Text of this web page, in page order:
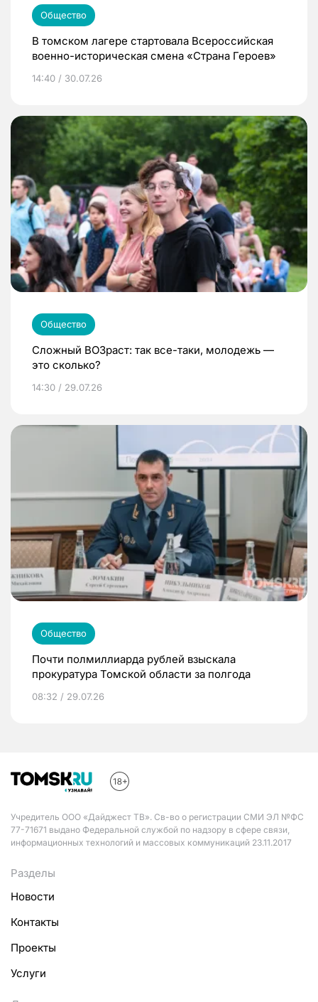
Общество
В томском лагере стартовала Всероссийская
военно-историческая смена «Страна Героев»
14:40 / 30.07.26
Общество
Сложный ВОЗраст: так все-таки, молодежь —
это сколько?
14:30 / 29.07.26
Общество
Почти полмиллиарда рублей взыскала
прокуратура Томской области за полгода
08:32 / 29.07.26
Учредитель ООО «Дайджест ТВ». Св-во о регистрации СМИ ЭЛ №ФС
77-71671 выдано Федеральной службой по надзору в сфере связи,
информационных технологий и массовых коммуникаций 23.11.2017
Разделы
Новости
Контакты
Проекты
Услуги